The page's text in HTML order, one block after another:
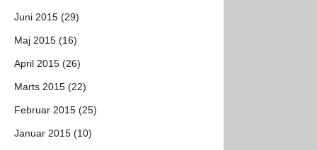
Juni 2015 (29)
Maj 2015 (16)
April 2015 (26)
Marts 2015 (22)
Februar 2015 (25)
Januar 2015 (10)